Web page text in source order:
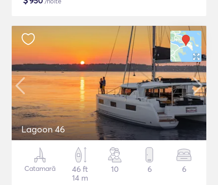
Lagoon 46
Catamarã
46 ft
14 m
10 6 6